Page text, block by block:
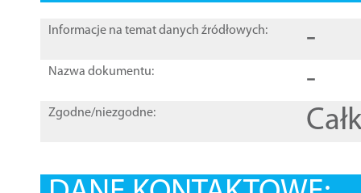
Informacje na temat danych źródłowych: -
Nazwa dokumentu: -
Zgodne/niezgodne: